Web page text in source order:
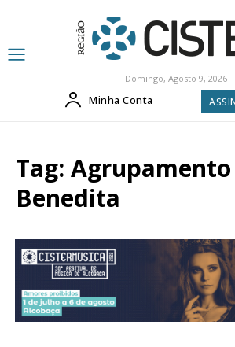
Domingo, Agosto 9, 2026
Minha Conta
Tag: Agrupamento
Benedita